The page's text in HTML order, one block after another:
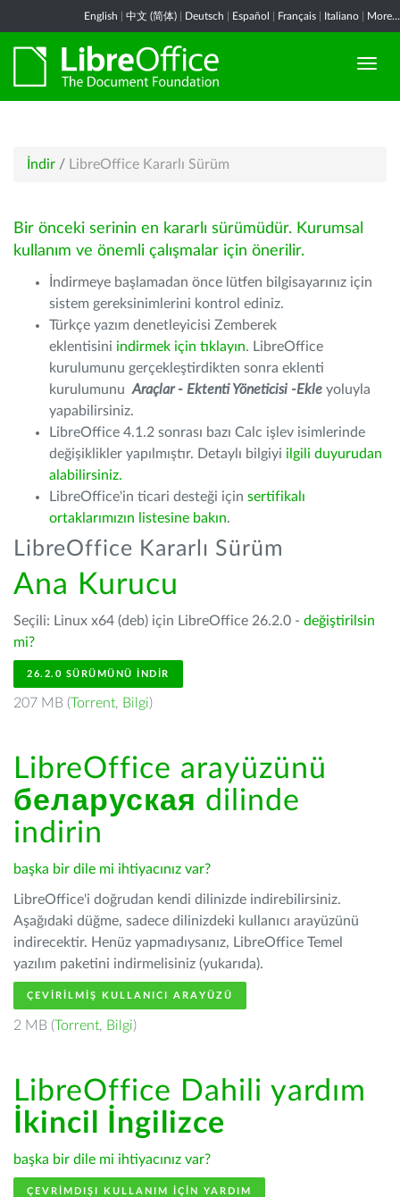
English 中文 (简体) Deutsch Español Français Italiano More...
İndir / LibreOffice Kararlı Sürüm
Bir önceki serinin en kararlı sürümüdür. Kurumsal
kullanım ve önemli çalışmalar için önerilir.
İndirmeye başlamadan önce lütfen bilgisayarınız için
sistem gereksinimlerini kontrol ediniz.
Türkçe yazım denetleyicisi Zemberek
eklentisini indirmek için tıklayın. LibreOffice
kurulumunu gerçekleştirdikten sonra eklenti
kurulumunu Araçlar - Ektenti Yöneticisi -Ekle yoluyla
yapabilirsiniz.
LibreOffice 4.1.2 sonrası bazı Calc işlev isimlerinde
değişiklikler yapılmıştır. Detaylı bilgiyi ilgili duyurudan
alabilirsiniz.
LibreOffice'in ticari desteği için sertifikalı
ortaklarımızın listesine bakın.
LibreOffice Kararlı Sürüm
Ana Kurucu
Seçili: Linux x64 (deb) için LibreOffice 26.2.0 - değiştirilsin
mi?
26.2.0 SÜRÜMÜNÜ İNDIR
207 MB (Torrent, Bilgi)
LibreOffice arayüzünü
беларуская dilinde
indirin
başka bir dile mi ihtiyacınız var?
LibreOffice'i doğrudan kendi dilinizde indirebilirsiniz.
Aşağıdaki düğme, sadece dilinizdeki kullanıcı arayüzünü
indirecektir. Henüz yapmadıysanız, LibreOffice Temel
yazılım paketini indirmelisiniz (yukarıda).
ÇEVIRILMIŞ KULLANICI ARAYÜZÜ
2 MB (Torrent, Bilgi)
LibreOffice Dahili yardım
İkincil İngilizce
başka bir dile mi ihtiyacınız var?
ÇEVRIMDIŞI KULLANIM IÇIN YARDIM